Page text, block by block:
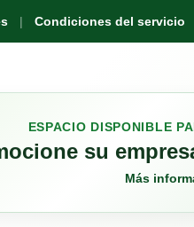
Condiciones del servicio
ESPACIO DISPONIBLE
su
Más